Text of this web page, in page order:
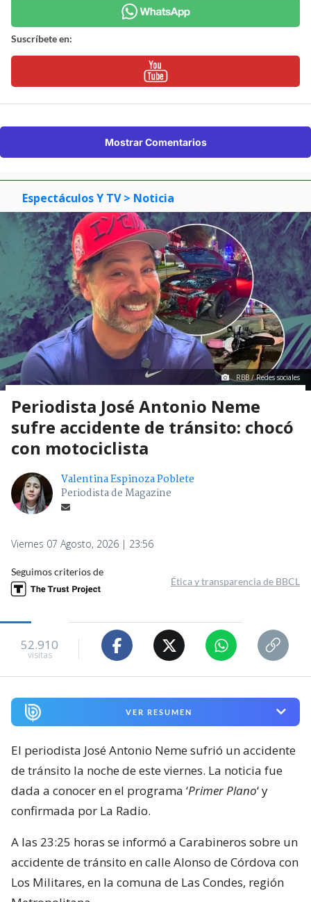
Suscríbete en:
Mostrar Comentarios
Espectáculos Y TV > Noticia
RBB / Redes sociales
Periodista José Antonio Neme
sufre accidente de tránsito: chocó
con motociclista
Valentina Espinoza Poblete
Periodista de Magazine
Viernes 07 Agosto, 2026 | 23:56
Seguimos criterios de
Ética y transparencia de BBCL
52.910
visitas
VER RESUMEN
El periodista José Antonio Neme sufrió un accidente
de tránsito la noche de este viernes. La noticia fue
dada a conocer en el programa ‘Primer Plano‘ y
confirmada por La Radio.
A las 23:25 horas se informó a Carabineros sobre un
accidente de tránsito en calle Alonso de Córdova con
Los Militares, en la comuna de Las Condes, región